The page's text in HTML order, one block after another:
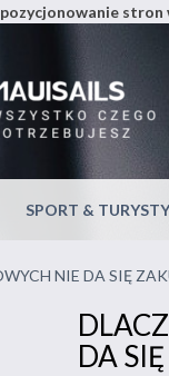
SPORT &
NIE DA SIĘ
DA